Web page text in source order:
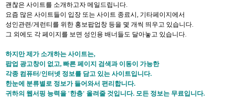
괜찮은 사이트를 소개하고자 메일드립니다.
요즘 많은 사이트들이 입장 또는 사이트 종료시, 기타페이지에서
성인관련/게런티를 위한 홍보팝업창 등을 몇 개씩 띄우고 있습니다.
그 외에도 각 페이지를 보면 성인용 배너들도 달아놓고 있습니다.
하지만 제가 소개하는 사이트는,
팝업 광고창이 없고, 빠른 페이지 검색과 이동이 가능한
각종 컴퓨터/인터넷 정보를 담고 있는 사이트입니다.
한눈에 분류별로 정보가 들어와서 편리합니다.
귀하의 웹서핑 능력을 '한층' 올려줄 것입니다. 모든 정보는 무료입니다.